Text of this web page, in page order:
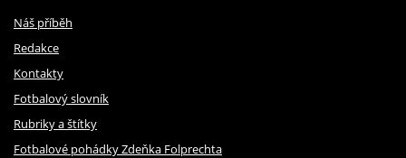
Náš příběh
Redakce
Kontakty
Fotbalový slovník
Rubriky a štítky
Fotbalové pohádky Zdeňka Folprechta